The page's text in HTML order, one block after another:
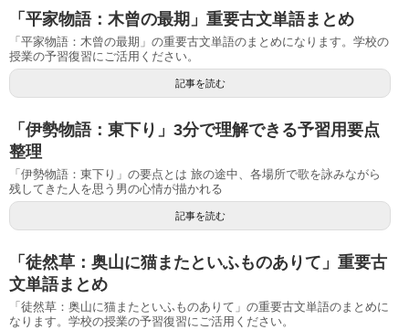
「平家物語：木曾の最期」重要古文単語まとめ
「平家物語：木曾の最期」の重要古文単語のまとめになります。学校の
授業の予習復習にご活用ください。
記事を読む
「伊勢物語：東下り」3分で理解できる予習用要点
整理
「伊勢物語：東下り」の要点とは 旅の途中、各場所で歌を詠みながら
残してきた人を思う男の心情が描かれる
記事を読む
「徒然草：奥山に猫またといふものありて」重要古
文単語まとめ
「徒然草：奥山に猫またといふものありて」の重要古文単語のまとめに
なります。学校の授業の予習復習にご活用ください。